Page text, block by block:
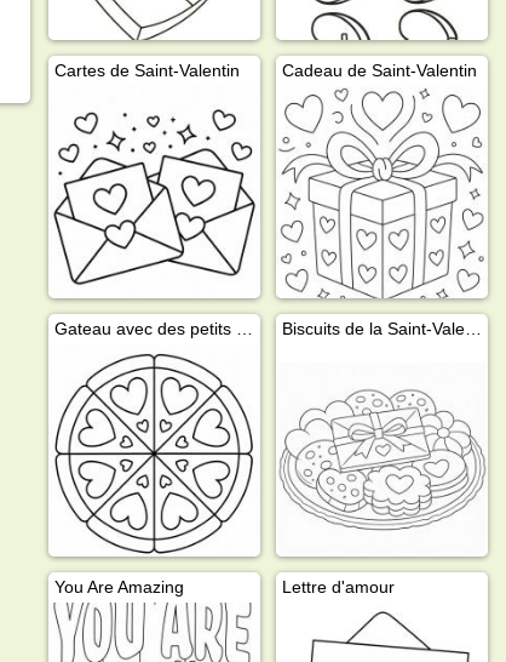
Cartes de Saint-Valentin Cadeau de Saint-Valentin
Biscuits de la Saint-Valentin
You Are Amazing Lettre d'amour